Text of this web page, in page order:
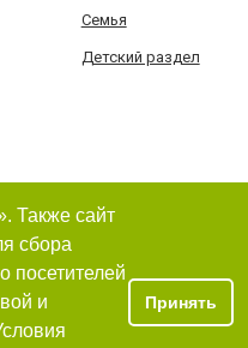
Семья
Детский раздел
Также сайт
сбора
посетителей
и
Принять